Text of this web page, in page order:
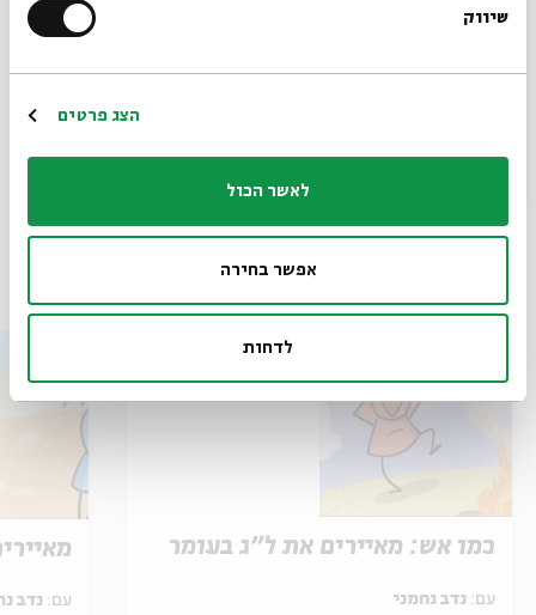
שיווק
הצג פרטים
לאשר הכול
אפשר בחירה
לדחות
אירועים נוספים בסדרה
כמו אש: מאיירים את ל"ג בעומר
עם: עם: